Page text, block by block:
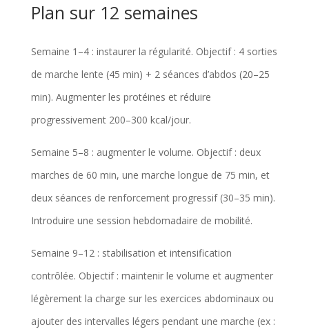
Plan sur 12 semaines
Semaine 1–4 : instaurer la régularité. Objectif : 4 sorties
de marche lente (45 min) + 2 séances d’abdos (20–25
min). Augmenter les protéines et réduire
progressivement 200–300 kcal/jour.
Semaine 5–8 : augmenter le volume. Objectif : deux
marches de 60 min, une marche longue de 75 min, et
deux séances de renforcement progressif (30–35 min).
Introduire une session hebdomadaire de mobilité.
Semaine 9–12 : stabilisation et intensification
contrôlée. Objectif : maintenir le volume et augmenter
légèrement la charge sur les exercices abdominaux ou
ajouter des intervalles légers pendant une marche (ex :